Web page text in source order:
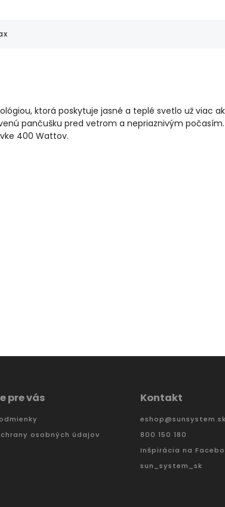
ktorá poskytuje jasné a teplé svetlo už viac
pančušku pred vetrom a nepriaznivým počasím.
400 Wattov.
pre vás
osobných údajov
Kontakt
eshop@sunsystem.sk
800 150 180
Inšpirácia na
sun_system_sk